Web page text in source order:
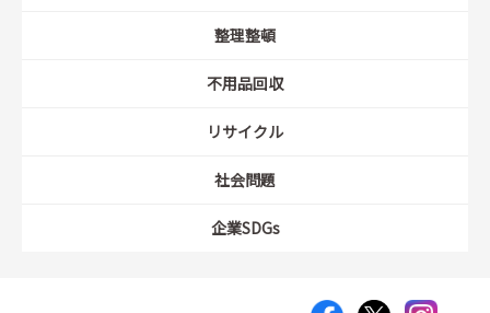
整理整頓
不用品回収
リサイクル
社会問題
企業SDGs